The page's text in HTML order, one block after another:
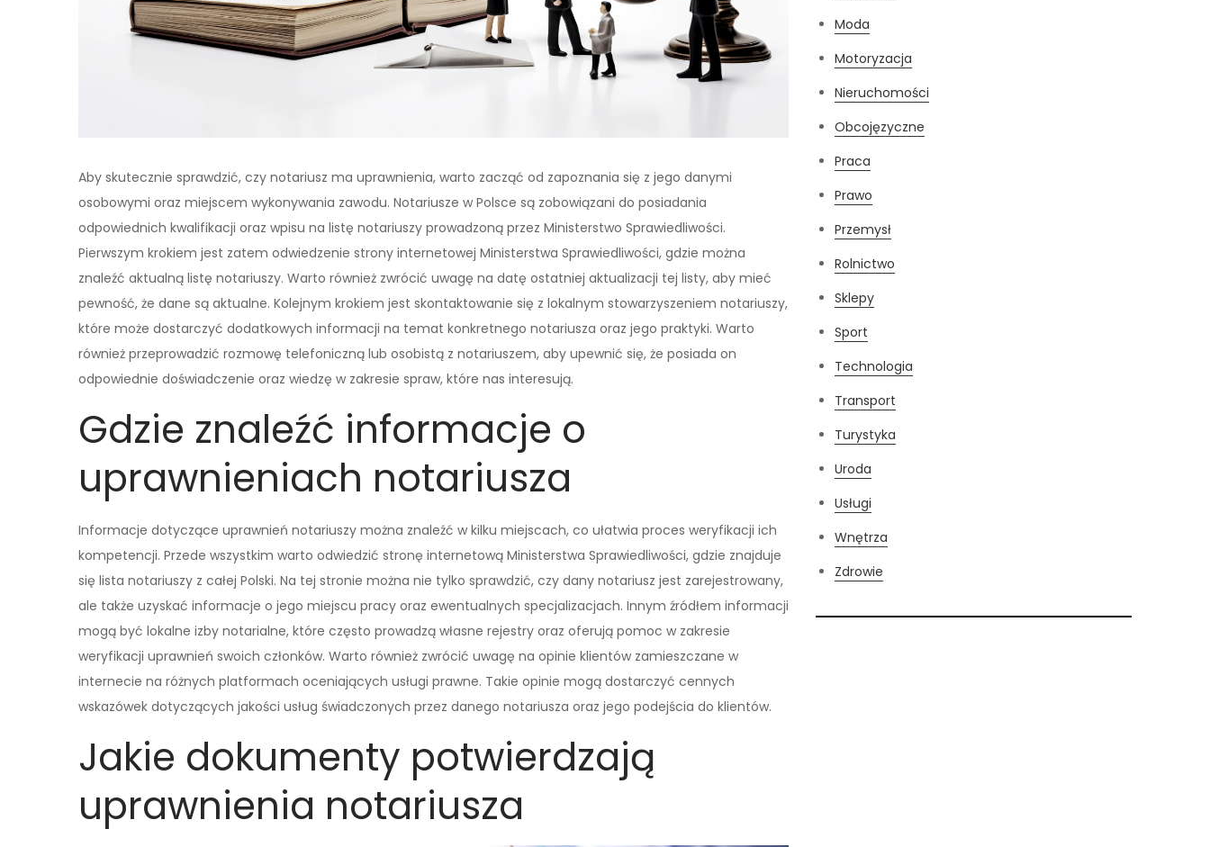
Aby skutecznie sprawdzić, czy notariusz ma uprawnienia, warto zacząć od zapoznania się z jego danymi
osobowymi oraz miejscem wykonywania zawodu. Notariusze w Polsce są zobowiązani do posiadania
odpowiednich kwalifikacji oraz wpisu na listę notariuszy prowadzoną przez Ministerstwo Sprawiedliwości.
Pierwszym krokiem jest zatem odwiedzenie strony internetowej Ministerstwa Sprawiedliwości, gdzie można
znaleźć aktualną listę notariuszy. Warto również zwrócić uwagę na datę ostatniej aktualizacji tej listy, aby mieć
pewność, że dane są aktualne. Kolejnym krokiem jest skontaktowanie się z lokalnym stowarzyszeniem notariuszy,
które może dostarczyć dodatkowych informacji na temat konkretnego notariusza oraz jego praktyki. Warto
również przeprowadzić rozmowę telefoniczną lub osobistą z notariuszem, aby upewnić się, że posiada on
odpowiednie doświadczenie oraz wiedzę w zakresie spraw, które nas interesują.
Gdzie znaleźć informacje o
uprawnieniach notariusza
Informacje dotyczące uprawnień notariuszy można znaleźć w kilku miejscach, co ułatwia proces weryfikacji ich
kompetencji. Przede wszystkim warto odwiedzić stronę internetową Ministerstwa Sprawiedliwości, gdzie znajduje
się lista notariuszy z całej Polski. Na tej stronie można nie tylko sprawdzić, czy dany notariusz jest zarejestrowany,
ale także uzyskać informacje o jego miejscu pracy oraz ewentualnych specjalizacjach. Innym źródłem informacji
mogą być lokalne izby notarialne, które często prowadzą własne rejestry oraz oferują pomoc w zakresie
weryfikacji uprawnień swoich członków. Warto również zwrócić uwagę na opinie klientów zamieszczane w
internecie na różnych platformach oceniających usługi prawne. Takie opinie mogą dostarczyć cennych
wskazówek dotyczących jakości usług świadczonych przez danego notariusza oraz jego podejścia do klientów.
Jakie dokumenty potwierdzają
uprawnienia notariusza
Moda
Motoryzacja
Nieruchomości
Obcojęzyczne
Praca
Prawo
Przemysł
Rolnictwo
Sklepy
Sport
Technologia
Transport
Turystyka
Uroda
Usługi
Wnętrza
Zdrowie